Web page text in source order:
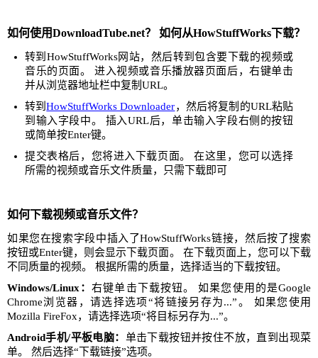
如何使用DownloadTube.net？ 如何从HowStuffWorks下载？
转到HowStuffWorks网站，然后转到包含要下载的视频或
音乐的页面。 进入视频或音乐播放器页面后，右键单击
并从浏览器地址栏中复制URL。
转到HowStuffWorks Downloader，然后将复制的URL粘贴
到输入字段中。 插入URL后，单击输入字段右侧的按钮
或简单按Enter键。
提交表格后，您将进入下载页面。 在这里，您可以选择
所需的视频或音乐文件质量，只需下载即可
如何下载视频或音乐文件？
如果您在搜索字段中插入了HowStuffWorks链接，然后按了搜索
按钮或Enter键，则会显示下载页面。 在下载页面上，您可以下载
不同质量的视频。 根据所需的质量，选择适当的下载按钮。
Windows/Linux：右键单击下载按钮。 如果您使用的是Google
Chrome浏览器，请选择选项“将链接另存为...”。 如果您使用
Mozilla FireFox，请选择选项“将目标另存为...”。
Android手机/平板电脑： 单击下载按钮并按住不放，直到出现菜
单。 然后选择“下载链接”选项。